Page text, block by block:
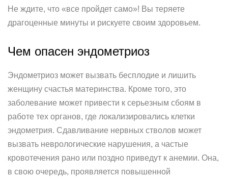
Не ждите, что «все пройдет само»! Вы теряете
драгоценные минуты и рискуете своим здоровьем.
Чем опасен эндометриоз
Эндометриоз может вызвать бесплодие и лишить
женщину счастья материнства. Кроме того, это
заболевание может привести к серьезным сбоям в
работе тех органов, где локализировались клетки
эндометрия. Сдавливание нервных стволов может
вызвать неврологические нарушения, а частые
кровотечения рано или поздно приведут к анемии. Она,
в свою очередь, проявляется повышенной